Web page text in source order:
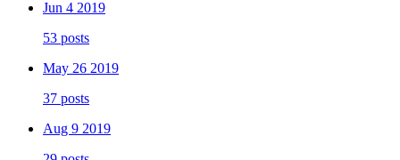
Jun 4 2019
53 posts
May 26 2019
37 posts
Aug 9 2019